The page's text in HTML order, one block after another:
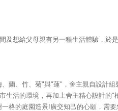
及想給父母親有另一種生活體驗，於
蘭、竹、菊"與"蓮"，舍主親自設計組
生活的環境，再加上舍主精心設計的"
格的庭園造景!廣交知己的心願，需要